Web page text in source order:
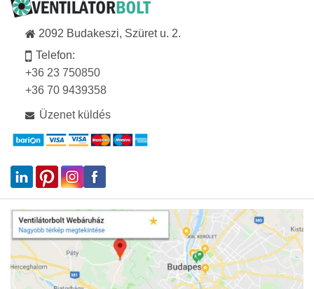
2092 Budakeszi, Szüret u. 2.
Telefon:
+36 23 750850
+36 70 9439358
Üzenet küldés